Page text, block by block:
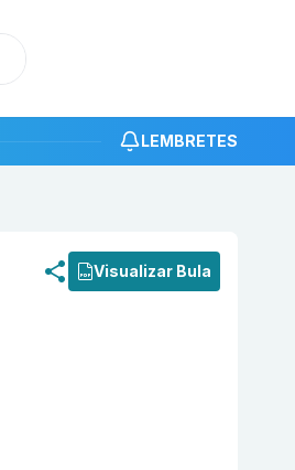
LEMBRETES
Visualizar Bula